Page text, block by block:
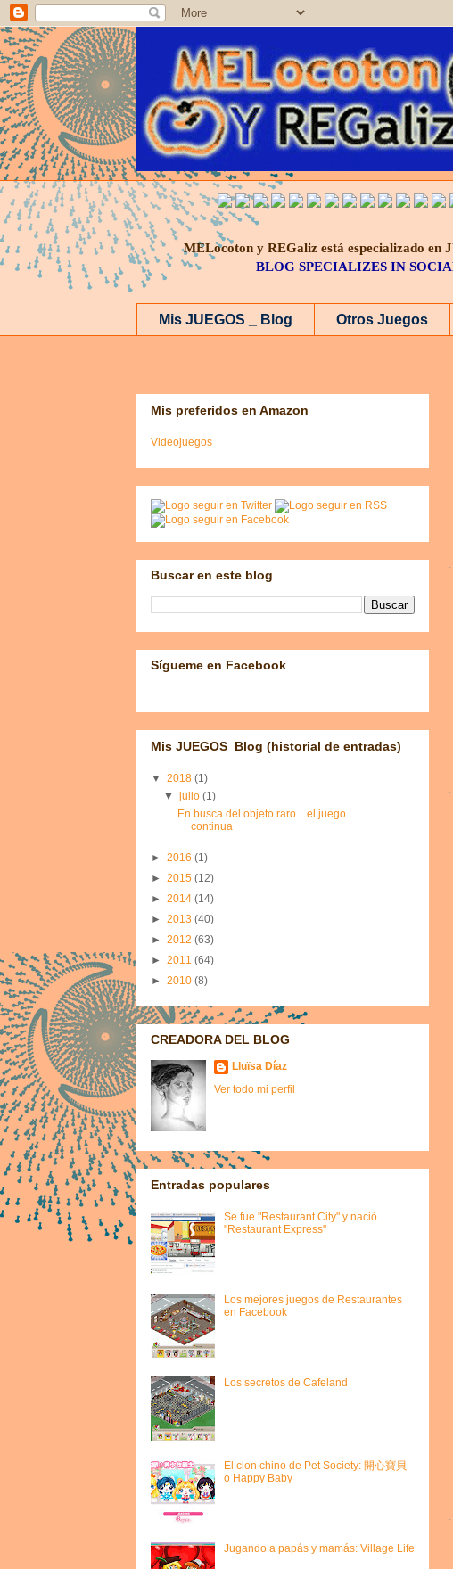
MELocoton y REGaliz está especializado en
BLOG SPECIALIZES IN
Mis JUEGOS _ Blog Otros Juegos
Mis preferidos en Amazon
Videojuegos
Buscar en este blog
Sígueme en Facebook
Mis JUEGOS_Blog (historial de entradas)
▼ 2018 (1)
▼julio(1)
En busca del objeto raro... el juego
continua
► 2016 (1)
► 2015 (12)
► 2014 (14)
► 2013 (40)
► 2012 (63)
► 2011 (64)
► 2010 (8)
CREADORA DEL BLOG
Lluïsa Díaz
Ver todo mi perfil
Entradas populares
Se fue "Restaurant City" y nació
"Restaurant Express"
Los mejores juegos de Restaurantes
en Facebook
Los secretos de Cafeland
El clon chino de Pet Society: 開心寶貝
o Happy Baby
Jugando a papás y mamás: Village Life